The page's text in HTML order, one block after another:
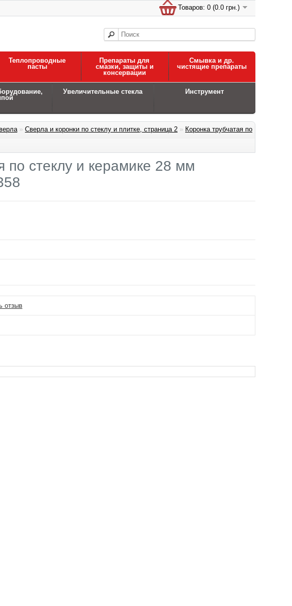
Товаров: 0 (0.0 грн.)
Теплопроводные
пасты
Препараты для
смазки, защиты и
консервации
Смывка и др.
чистящие препараты
Увеличительные стекла Инструмент
» Сверла и коронки по стеклу и плитке, страница 2 » Коронка трубчатая по
по стеклу и керамике 28 мм
отзыв